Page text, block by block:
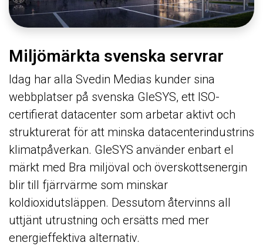
Miljömärkta svenska servrar
Idag har alla Svedin Medias kunder sina
webbplatser på svenska GleSYS, ett ISO-
certifierat datacenter som arbetar aktivt och
strukturerat för att minska datacenterindustrins
klimatpåverkan. GleSYS använder enbart el
märkt med Bra miljöval och överskottsenergin
blir till fjärrvärme som minskar
koldioxidutsläppen. Dessutom återvinns all
uttjänt utrustning och ersätts med mer
energieffektiva alternativ.